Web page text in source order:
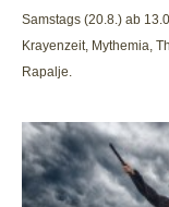
Samstags (20.8.) ab
Krayenzeit, Mythemia,
Rapalje.